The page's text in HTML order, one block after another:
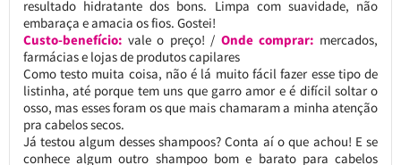
resultado hidratante dos bons. Limpa com suavidade, não
embaraça e amacia os fios. Gostei!
Custo-benefício: vale o preço! / Onde comprar: mercados,
farmácias e lojas de produtos capilares
Como testo muita coisa, não é lá muito fácil fazer esse tipo de
listinha, até porque tem uns que garro amor e é difícil soltar o
osso, mas esses foram os que mais chamaram a minha atenção
pra cabelos secos.
Já testou algum desses shampoos? Conta aí o que achou! E se
conhece algum outro shampoo bom e barato para cabelos